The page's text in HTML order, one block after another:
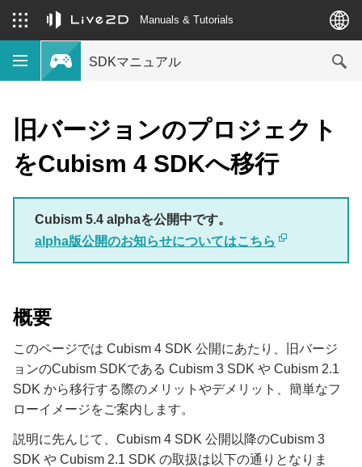
Manuals & Tutorials
SDKマニュアル
旧バージョンのプロジェクト
をCubism 4 SDKへ移行
Cubism 5.4 alphaを公開中です。
alpha版公開のお知らせについてはこちら
概要
このページでは Cubism 4 SDK 公開にあたり、旧バージ
ョンのCubism SDKである Cubism 3 SDK や Cubism 2.1
SDK から移行する際のメリットやデメリット、簡単なフ
ローイメージをご案内します。
説明に先んじて、Cubism 4 SDK 公開以降のCubism 3
SDK や Cubism 2.1 SDK の取扱は以下の通りとなりま